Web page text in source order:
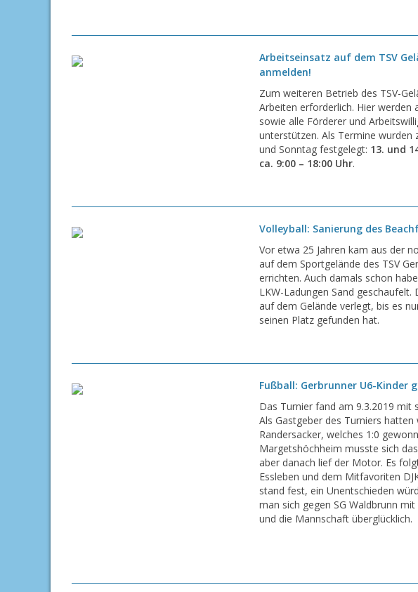
Arbeitseinsatz auf dem TSV
anmelden!
Zum weiteren Betrieb des TSV-
Arbeiten erforderlich. Hier werden
sowie alle Förderer und
unterstützen. Als Termine wurden
und Sonntag festgelegt: 13. und
ca. 9:00 – 18:00 Uhr.
Volleyball: Sanierung des
Vor etwa 25 Jahren kam aus der
auf dem Sportgelände des TSV
errichten. Auch damals schon
LKW-Ladungen Sand
auf dem Gelände verlegt, bis es
seinen Platz gefunden hat.
Fußball: Gerbrunner U6-Kinder
Das Turnier fand am 9.3.2019 mit
Als Gastgeber des Turniers hatten
Randersacker, welches 1:0
Margetshöchheim musste sich
aber danach lief der Motor. Es
Essleben und dem Mitfavoriten
stand fest, ein Unentschieden
man sich gegen SG Waldbrunn
und die Mannschaft überglücklich.